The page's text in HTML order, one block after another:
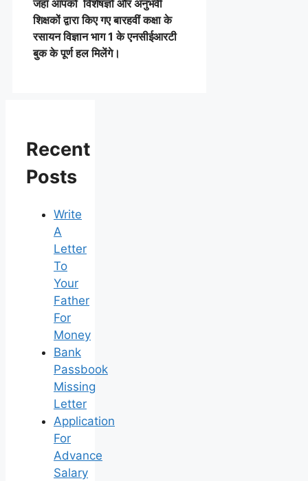
जहाँ आपको विशेषज्ञों और अनुभवी
शिक्षकों द्वारा किए गए बारहवीं कक्षा के
रसायन विज्ञान भाग 1 के एनसीईआरटी
बुक के पूर्ण हल मिलेंगे।
Recent
Posts
Write
A
Letter
To
Your
Father
For
Money
Bank
Passbook
Missing
Letter
Application
For
Advance
Salary